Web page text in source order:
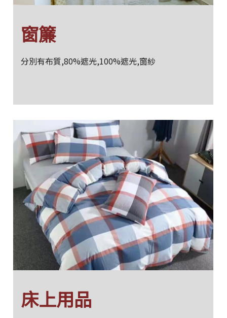
窗簾
分別有布質,80%遮光,100%遮光,窗紗
床上用品